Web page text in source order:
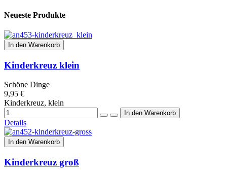
Neueste Produkte
In den Warenkorb
Kinderkreuz klein
Schöne Dinge
9,95 €
Kinderkreuz, klein
Details
In den Warenkorb
Kinderkreuz groß